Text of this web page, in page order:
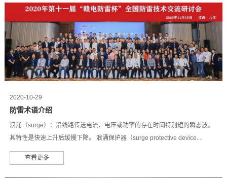
2020-10-29
防雷术语介绍
浪涌（surge）：沿线路传送电流、电压或功率的存在时间特别短的瞬态波。
其特性是快速上升后缓慢下降。 浪涌保护器（surge protective device...
查看更多